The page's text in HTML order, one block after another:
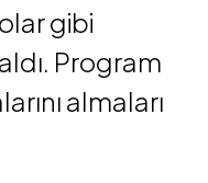
gibi
Program
almaları